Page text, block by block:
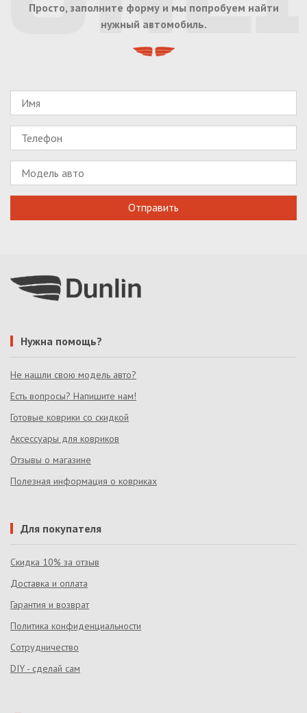
Просто, заполните форму и мы попробуем найти
нужный автомобиль.
Нужна помощь?
Не нашли свою модель авто?
Есть вопросы? Напишите нам!
Готовые коврики со скидкой
Аксессуары для ковриков
Отзывы о магазине
Полезная информация о ковриках
Для покупателя
Скидка 10% за отзыв
Доставка и оплата
Гарантия и возврат
Политика конфиденциальности
Сотрудничество
DIY - сделай сам